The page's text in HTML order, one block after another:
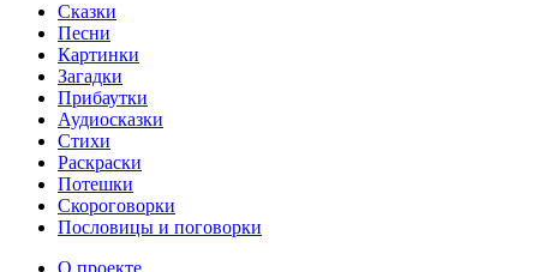
Сказки
Песни
Картинки
Загадки
Прибаутки
Аудиосказки
Стихи
Раскраски
Потешки
Скороговорки
Пословицы и поговорки